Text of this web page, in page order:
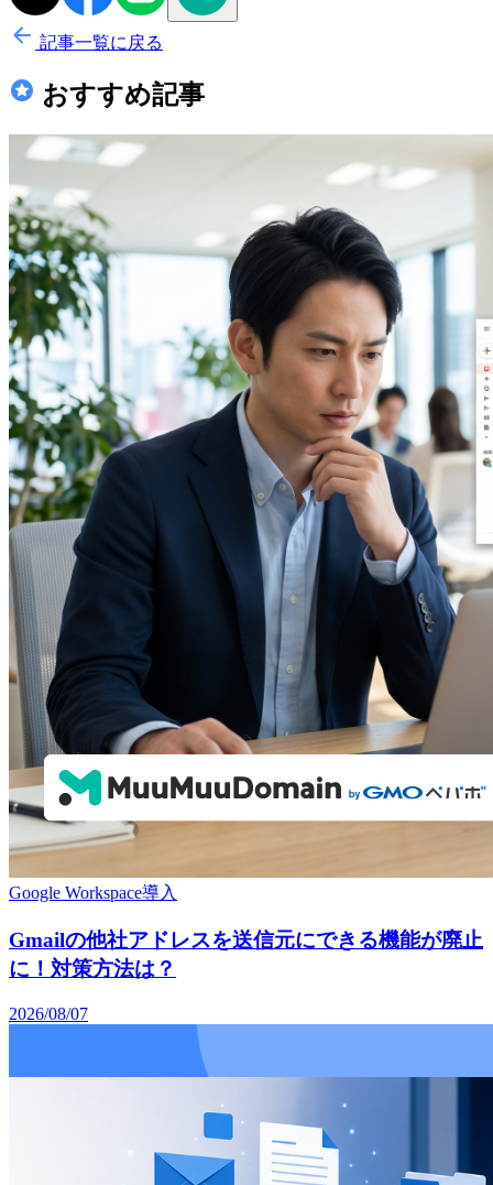
記事一覧に戻る
おすすめ記事
Google Workspace導入
Gmailの他社アドレスを送信元にできる機能が廃止
に！対策方法は？
2026/08/07